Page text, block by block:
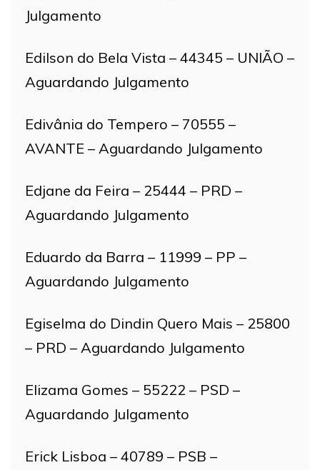
Julgamento
Edilson do Bela Vista – 44345 – UNIÃO –
Aguardando Julgamento
Edivânia do Tempero – 70555 –
AVANTE – Aguardando Julgamento
Edjane da Feira – 25444 – PRD –
Aguardando Julgamento
Eduardo da Barra – 11999 – PP –
Aguardando Julgamento
Egiselma do Dindin Quero Mais – 25800
– PRD – Aguardando Julgamento
Elizama Gomes – 55222 – PSD –
Aguardando Julgamento
Erick Lisboa – 40789 – PSB –